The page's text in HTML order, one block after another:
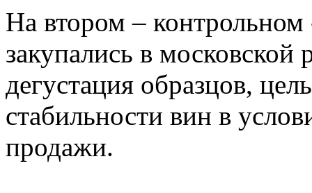
На втором –
закупались в московской
дегустация образцов,
стабильности вин в
продажи.